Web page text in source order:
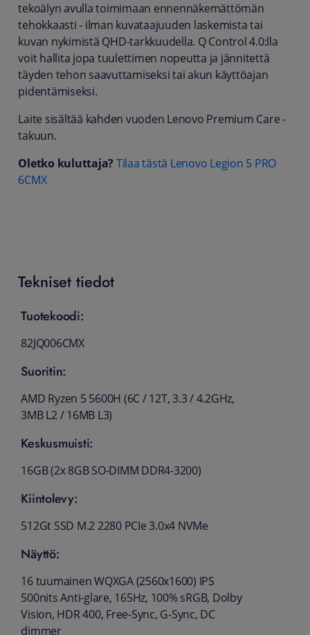
tekoälyn avulla toimimaan ennennäkemättömän
tehokkaasti - ilman kuvataajuuden laskemista tai
kuvan nykimistä QHD-tarkkuudella. Q Control 4.0:lla
voit hallita jopa tuulettimen nopeutta ja jännitettä
täyden tehon saavuttamiseksi tai akun käyttöajan
pidentämiseksi.
Laite sisältää kahden vuoden Lenovo Premium Care -
takuun.
Oletko kuluttaja? Tilaa tästä Lenovo Legion 5 PRO
6CMX
Tekniset tiedot
Tuotekoodi:
82JQ006CMX
Suoritin:
AMD Ryzen 5 5600H (6C / 12T, 3.3 / 4.2GHz,
3MB L2 / 16MB L3)
Keskusmuisti:
16GB (2x 8GB SO-DIMM DDR4-3200)
Kiintolevy:
512Gt SSD M.2 2280 PCIe 3.0x4 NVMe
Näyttö:
16 tuumainen WQXGA (2560x1600) IPS
500nits Anti-glare, 165Hz, 100% sRGB, Dolby
Vision, HDR 400, Free-Sync, G-Sync, DC
dimmer